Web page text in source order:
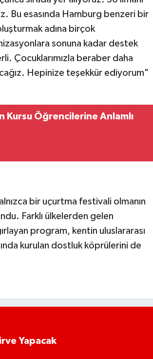
Bu esasında Hamburg benzeri bir
adına birçok
sonuna kadar destek
Çocuklarımızla beraber daha
Hepinize teşekkür ediyorum"
Kursu Öğrencilerine Anlamlı
bir uçurtma festivali olmanın
Farklı ülkelerden gelen
program, kentin uluslararası
kurulan dostluk köprülerini de
Yapacak